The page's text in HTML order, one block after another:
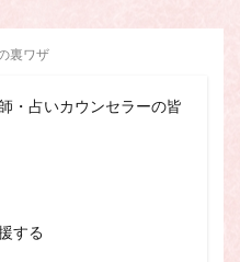
裏ワザ
・占いカウンセラーの皆
する
占い講座
波動の法則
ラピー